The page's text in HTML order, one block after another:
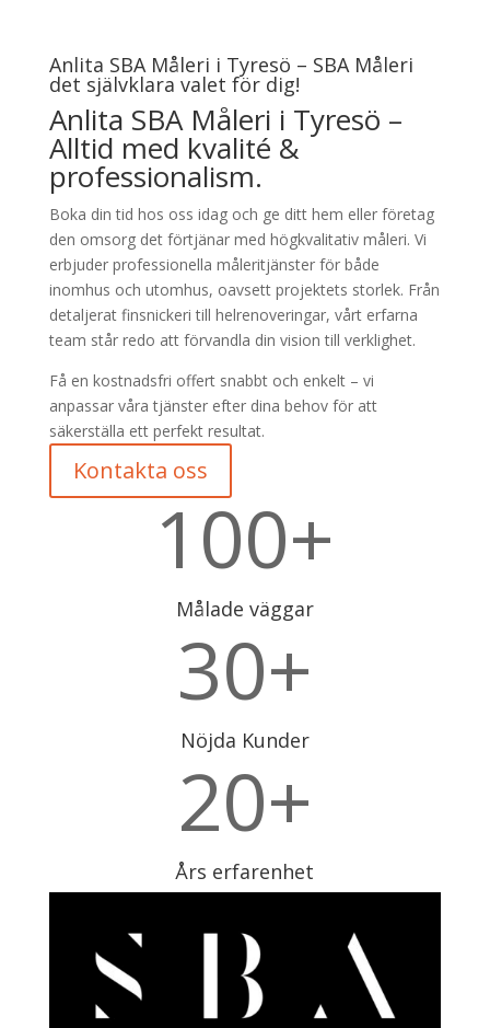
Anlita SBA Måleri i Tyresö – SBA Måleri
det självklara valet för dig!
Anlita SBA Måleri i Tyresö –
Alltid med kvalité &
professionalism.
Boka din tid hos oss idag och ge ditt hem eller företag
den omsorg det förtjänar med högkvalitativ måleri. Vi
erbjuder professionella måleritjänster för både
inomhus och utomhus, oavsett projektets storlek. Från
detaljerat finsnickeri till helrenoveringar, vårt erfarna
team står redo att förvandla din vision till verklighet.
Få en kostnadsfri offert snabbt och enkelt – vi
anpassar våra tjänster efter dina behov för att
säkerställa ett perfekt resultat.
Kontakta oss
100+
Målade väggar
30+
Nöjda Kunder
20+
Års erfarenhet